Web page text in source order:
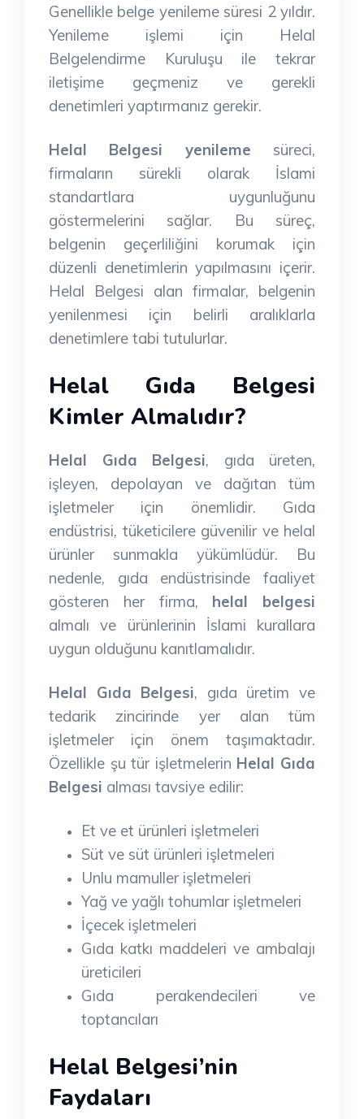
Genellikle belge yenileme süresi 2 yıldır.
Yenileme işlemi için Helal
Belgelendirme Kuruluşu ile tekrar
iletişime geçmeniz ve gerekli
denetimleri yaptırmanız gerekir.
Helal Belgesi yenileme süreci,
firmaların sürekli olarak İslami
standartlara uygunluğunu
göstermelerini sağlar. Bu süreç,
belgenin geçerliliğini korumak için
düzenli denetimlerin yapılmasını içerir.
Helal Belgesi alan firmalar, belgenin
yenilenmesi için belirli aralıklarla
denetimlere tabi tutulurlar.
Helal Gıda Belgesi
Kimler Almalıdır?
Helal Gıda Belgesi, gıda üreten,
işleyen, depolayan ve dağıtan tüm
işletmeler için önemlidir. Gıda
endüstrisi, tüketicilere güvenilir ve helal
ürünler sunmakla yükümlüdür. Bu
nedenle, gıda endüstrisinde faaliyet
gösteren her firma, helal belgesi
almalı ve ürünlerinin İslami kurallara
uygun olduğunu kanıtlamalıdır.
Helal Gıda Belgesi, gıda üretim ve
tedarik zincirinde yer alan tüm
işletmeler için önem taşımaktadır.
Özellikle şu tür işletmelerin Helal Gıda
Belgesi alması tavsiye edilir:
Et ve et ürünleri işletmeleri
Süt ve süt ürünleri işletmeleri
Unlu mamuller işletmeleri
Yağ ve yağlı tohumlar işletmeleri
İçecek işletmeleri
Gıda katkı maddeleri ve ambalajı
üreticileri
Gıda perakendecileri ve
toptancıları
Helal Belgesi’nin
Faydaları